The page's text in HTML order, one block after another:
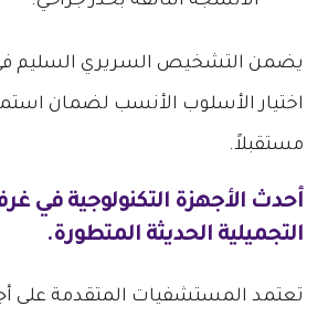
يضمن التشخيص السريري السليم
اختيار الأسلوب الأنسب لضمان
مستقبلاً.
أحدث الأجهزة التكنولوجية في
التجميلية الحديثة المتطورة.
تعتمد المستشفيات المتقدمة على